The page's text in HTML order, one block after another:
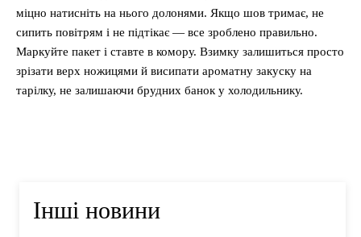
міцно натисніть на нього долонями. Якщо шов тримає, не
сипить повітрям і не підтікає — все зроблено правильно.
Маркуйте пакет і ставте в комору. Взимку залишиться просто
зрізати верх ножицями й висипати ароматну закуску на
тарілку, не залишаючи брудних банок у холодильнику.
Інші новини